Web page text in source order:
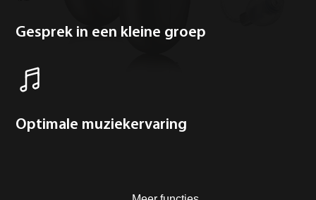
Gesprek in een kleine groep
Optimale muziekervaring